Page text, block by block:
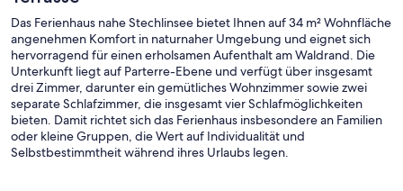
Das Ferienhaus nahe Stechlinsee bietet Ihnen auf 34 m² Wohnfläche
angenehmen Komfort in naturnaher Umgebung und eignet sich
hervorragend für einen erholsamen Aufenthalt am Waldrand. Die
Unterkunft liegt auf Parterre-Ebene und verfügt über insgesamt
drei Zimmer, darunter ein gemütliches Wohnzimmer sowie zwei
separate Schlafzimmer, die insgesamt vier Schlafmöglichkeiten
bieten. Damit richtet sich das Ferienhaus insbesondere an Familien
oder kleine Gruppen, die Wert auf Individualität und
Selbstbestimmtheit während ihres Urlaubs legen.